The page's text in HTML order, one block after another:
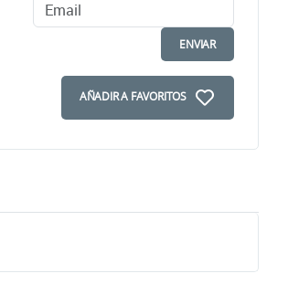
ENVIAR
AÑADIR A FAVORITOS